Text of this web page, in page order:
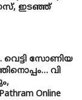
ഇടഞ്ഞ്
വെട്ടി സോണിയ
വി
Online